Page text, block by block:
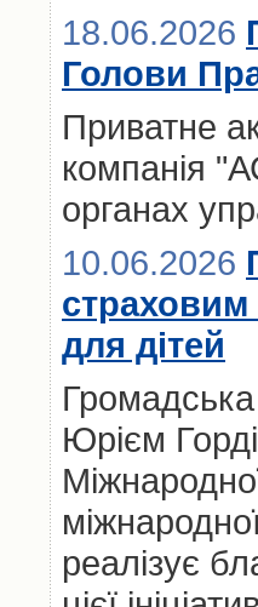
18.06.2026
Голови
Приватне
компанія
органах
10.06.2026
страховим
для дітей
Громадська
Юрієм
реалізує